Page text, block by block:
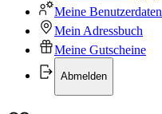
Meine Benutzerdaten
Mein Adressbuch
Meine Gutscheine
Abmelden